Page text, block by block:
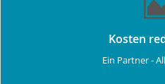
Kosten
Ein Partner -